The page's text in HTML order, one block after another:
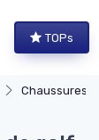
TOPs
Chaussures